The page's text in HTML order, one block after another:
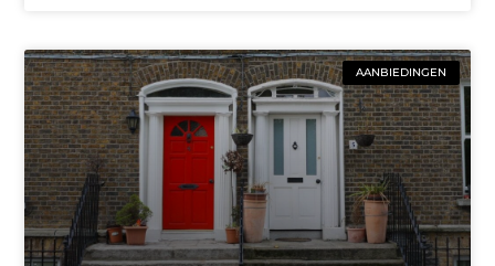
AANBIEDINGEN